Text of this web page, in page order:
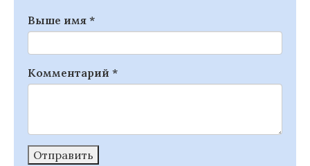
Выше имя *
Комментарий *
Отправить